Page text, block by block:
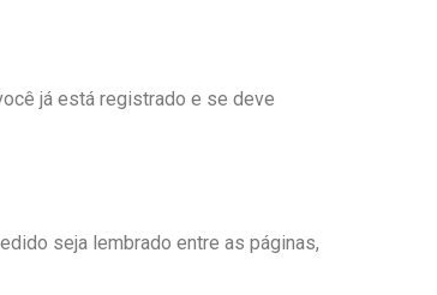
já está registrado e se deve
seja lembrado entre as páginas,